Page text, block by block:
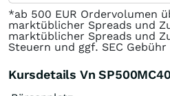
*ab 500 EUR Ordervolumen
marktüblicher Spreads und
marktüblicher Spreads und
Steuern und ggf. SEC Gebühr
Kursdetails Vn